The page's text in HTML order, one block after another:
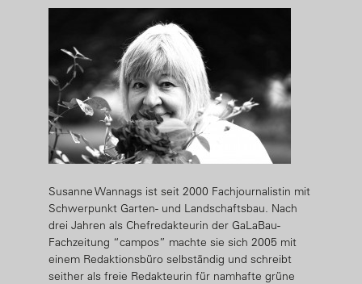
Susanne Wannags ist seit 2000 Fachjournalistin mit
Schwerpunkt Garten- und Landschaftsbau. Nach
drei Jahren als Chefredakteurin der GaLaBau-
Fachzeitung “campos” machte sie sich 2005 mit
einem Redaktionsbüro selbständig und schreibt
seither als freie Redakteurin für namhafte grüne